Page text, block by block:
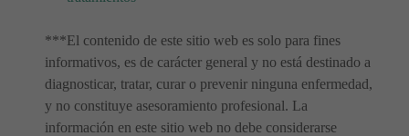
***El contenido de este sitio web es solo para fines
informativos, es de carácter general y no está destinado a
diagnosticar, tratar, curar o prevenir ninguna enfermedad,
y no constituye asesoramiento profesional. La
información en este sitio web no debe considerarse